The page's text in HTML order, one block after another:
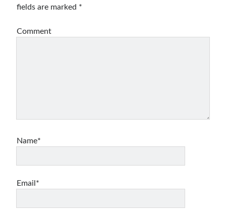
fields are marked *
Comment
Name*
Email*